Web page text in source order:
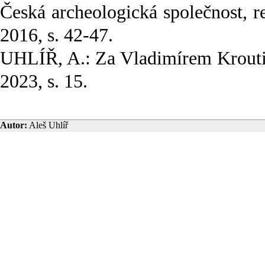
Česká archeologická společnost,
2016, s. 42-47.
UHLÍŘ, A.: Za Vladimírem
2023, s. 15.
Autor: Aleš Uhlíř